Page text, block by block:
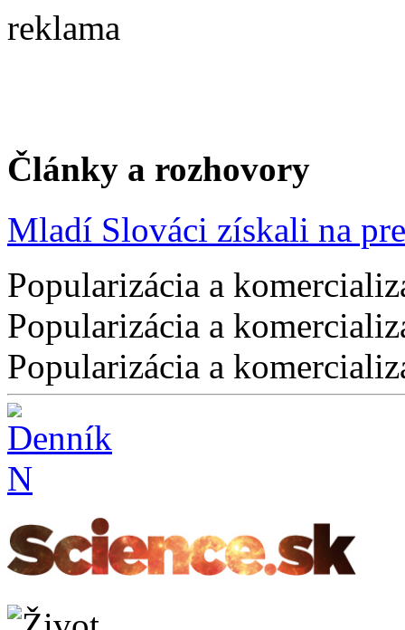
reklama
Články a rozhovory
Mladí Slováci získali na
Popularizácia a
Popularizácia a
Popularizácia a